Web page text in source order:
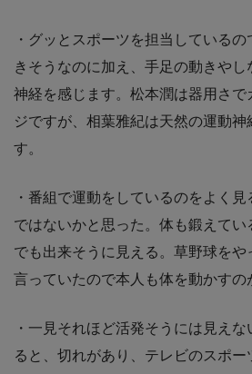
・グッとスポーツを担当している
きそうなのに加え、手足の動きや
神経を感じます。松本潤は器用さで
ジですが、相葉雅紀は天然の運動
す。
・番組で運動をしているのをよく
ではないかと思った。体も鍛えて
でも出来そうに見える。草野球をや
言っていたので本人も体を動かすの
・一見それほど活発そうには見え
ると、切れがあり、テレビのスポー